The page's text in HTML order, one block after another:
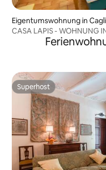
Eigentumswohnung in Cagli
CASA LAPIS - WOHNUNG
Superhost
Superhost